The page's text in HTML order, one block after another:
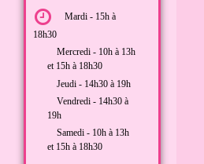
Mardi - 15h à
18h30
Mercredi - 10h à 13h
et 15h à 18h30
Jeudi - 14h30 à 19h
Vendredi - 14h30 à
19h
Samedi - 10h à 13h
et 15h à 18h30